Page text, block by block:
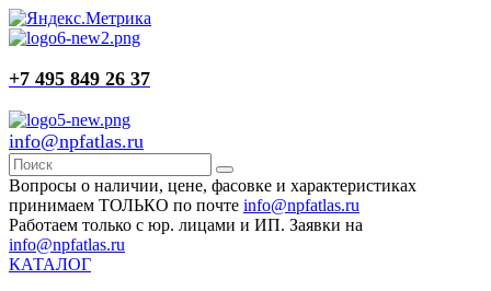
+7 495 849 26 37
info@npfatlas.ru
Вопросы о наличии, цене, фасовке и характеристиках
принимаем ТОЛЬКО по почте info@npfatlas.ru
Работаем только с юр. лицами и ИП. Заявки на
info@npfatlas.ru
КАТАЛОГ